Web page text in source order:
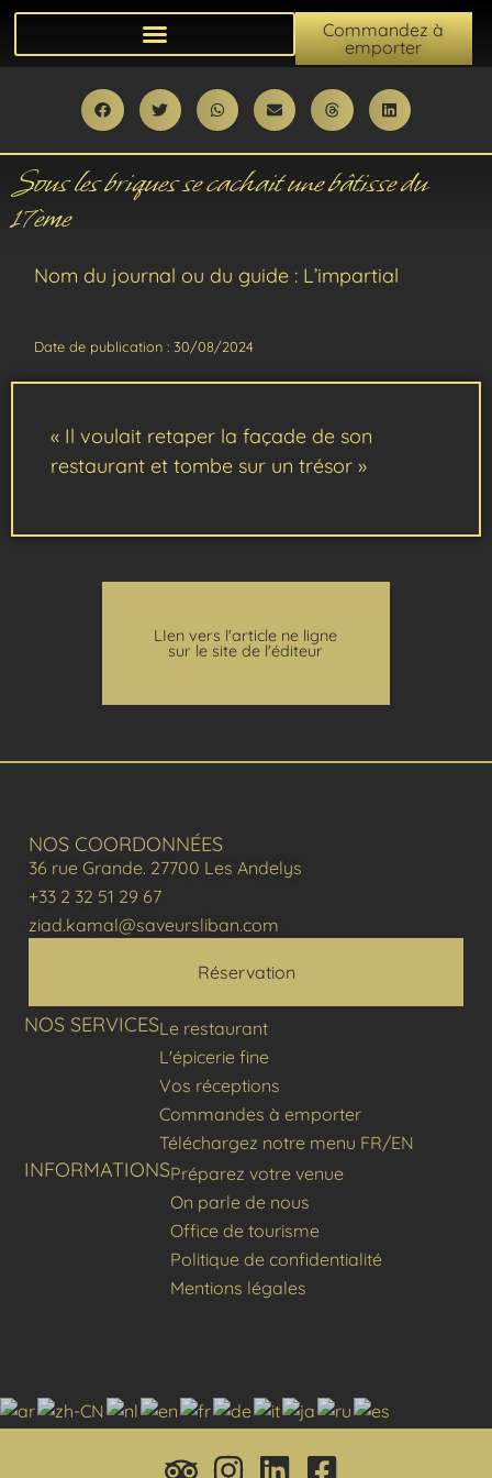
Commandez à
emporter
Sous les briques se cachait une bâtisse du
17ème
Nom du journal ou du guide : L’impartial
Date de publication : 30/08/2024
« Il voulait retaper la façade de son
restaurant et tombe sur un trésor »
LIen vers l'article ne ligne
sur le site de l'éditeur
NOS COORDONNÉES
36 rue Grande. 27700 Les Andelys
+33 2 32 51 29 67
ziad.kamal@saveursliban.com
Réservation
NOS SERVICESLe restaurant
L'épicerie fine
Vos réceptions
Commandes à emporter
Téléchargez notre menu FR/EN
INFORMATIONSPréparez votre venue
On parle de nous
Office de tourisme
Politique de confidentialité
Mentions légales